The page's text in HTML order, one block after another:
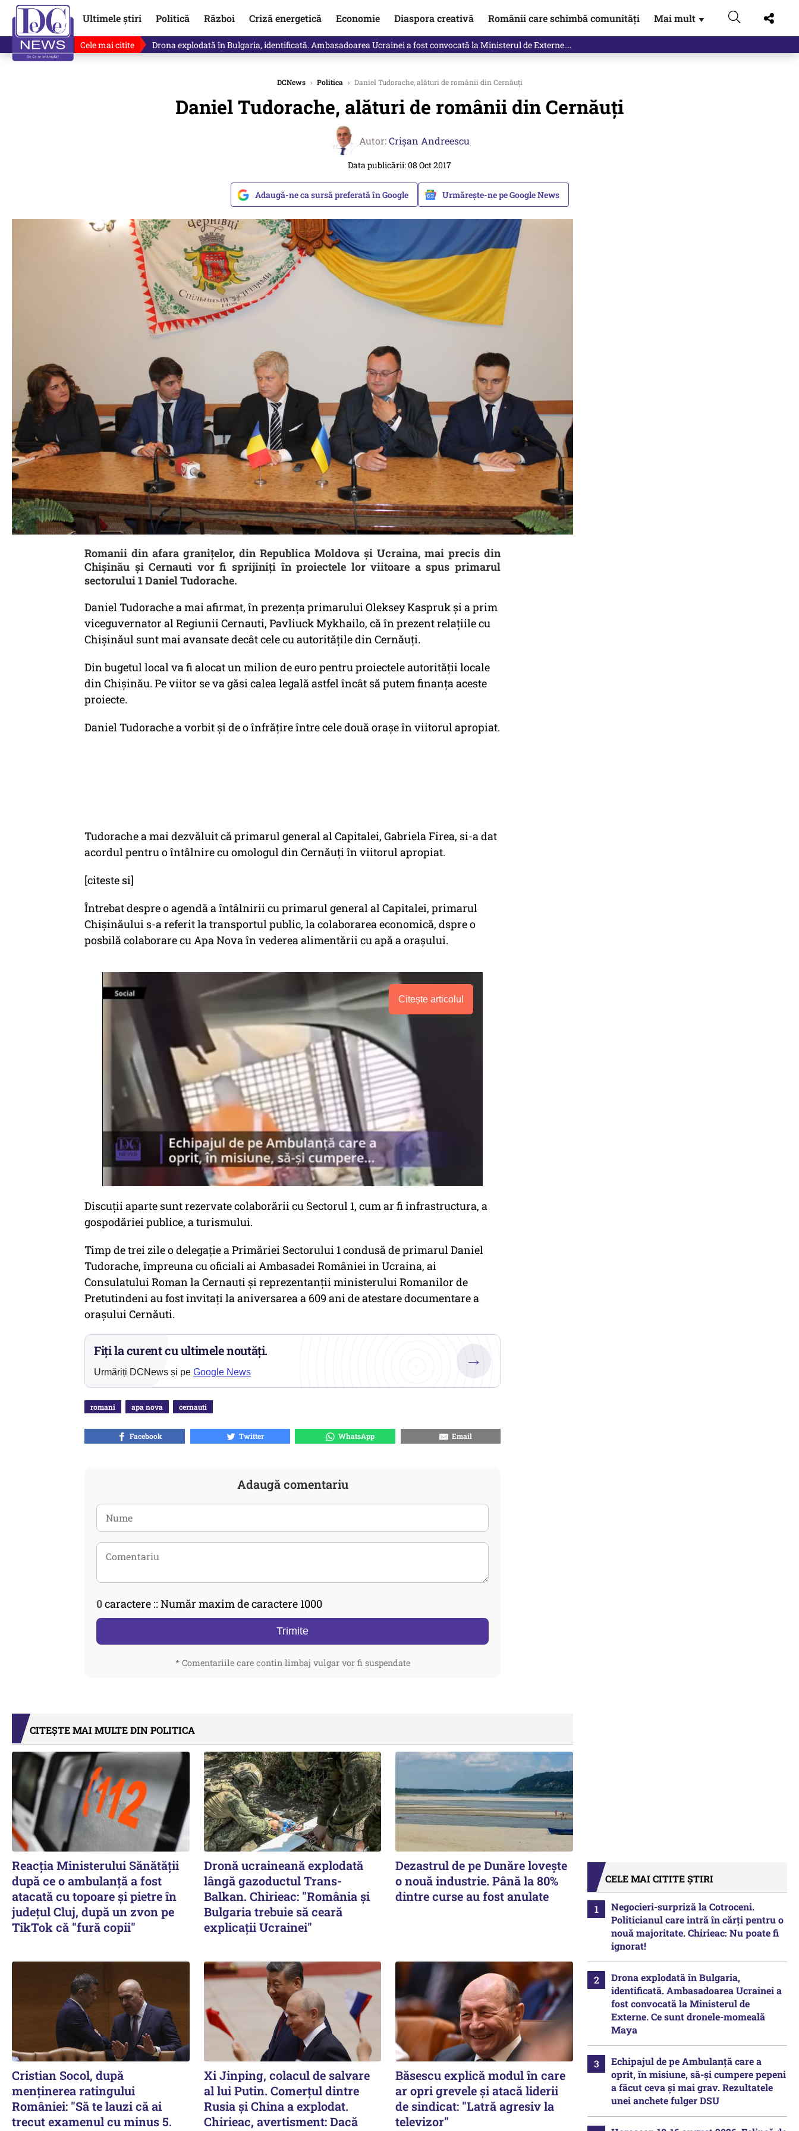
Ultimele știri Politică Război Criză energetică Economie Diaspora creativă Românii care schimbă comunități Mai mult ▼
Cele mai citite Horoscop 8 august 2026. Astrolog Daniela Simulescu, previziunile pentru toate zodiile
DCNews › Politica › Daniel Tudorache, alături de românii din Cernăuți
Daniel Tudorache, alături de românii din Cernăuți
Autor:Crişan Andreescu
Data publicării: 08 Oct 2017
Adaugă-ne ca sursă preferată în Google Urmărește-ne pe Google News
Romanii din afara granițelor, din Republica Moldova și Ucraina, mai precis din
Chișinău și Cernauti vor fi sprijiniți în proiectele lor viitoare a spus primarul
sectorului 1 Daniel Tudorache.
Daniel Tudorache a mai afirmat, în prezența primarului Oleksey Kaspruk și a prim
viceguvernator al Regiunii Cernauti, Pavliuck Mykhailo, că în prezent relațiile cu
Chișinăul sunt mai avansate decât cele cu autoritățile din Cernăuți.
Din bugetul local va fi alocat un milion de euro pentru proiectele autorității locale
din Chișinău. Pe viitor se va găsi calea legală astfel încât să putem finanța aceste
proiecte.
Daniel Tudorache a vorbit și de o înfrățire între cele două orașe în viitorul apropiat.
Tudorache a mai dezvăluit că primarul general al Capitalei, Gabriela Firea, si-a dat
acordul pentru o întâlnire cu omologul din Cernăuți în viitorul apropiat.
[citeste si]
Întrebat despre o agendă a întâlnirii cu primarul general al Capitalei, primarul
Chișinăului s-a referit la transportul public, la colaborarea economică, dspre o
posbilă colaborare cu Apa Nova în vederea alimentării cu apă a orașului.
Citește articolul
Discuții aparte sunt rezervate colaborării cu Sectorul 1, cum ar fi infrastructura, a
gospodăriei publice, a turismului.
Timp de trei zile o delegație a Primăriei Sectorului 1 condusă de primarul Daniel
Tudorache, împreuna cu oficiali ai Ambasadei României in Ucraina, ai
Consulatului Roman la Cernauti și reprezentanții ministerului Romanilor de
Pretutindeni au fost invitați la aniversarea a 609 ani de atestare documentare a
orașului Cernăuti.
Fiți la curent cu ultimele noutăți.
Urmăriți DCNews și pe Google News
→
romani apa nova cernauti
Facebook Twitter WhatsApp Email
Adaugă comentariu
0caractere :: Număr maxim de caractere 1000
Trimite
* Comentariile care contin limbaj vulgar vor fi suspendate
CITEȘTE MAI MULTE DIN POLITICA
Reacția Ministerului Sănătății
după ce o ambulanță a fost
atacată cu topoare și pietre în
județul Cluj, după un zvon pe
TikTok că "fură copii"
Dronă ucraineană explodată
lângă gazoductul Trans-
Balkan. Chirieac: "România și
Bulgaria trebuie să ceară
explicații Ucrainei"
Dezastrul de pe Dunăre lovește
o nouă industrie. Până la 80%
dintre curse au fost anulate
Cristian Socol, după
menținerea ratingului
României: "Să te lauzi că ai
trecut examenul cu minus 5.
Xi Jinping, colacul de salvare
al lui Putin. Comerțul dintre
Rusia și China a explodat.
Chirieac, avertisment: Dacă
Băsescu explică modul în care
ar opri grevele și atacă liderii
de sindicat: "Latră agresiv la
televizor"
CELE MAI CITITE ȘTIRI
Negocieri-surpriză la Cotroceni.
Politicianul care intră în cărți pentru o
nouă majoritate. Chirieac: Nu poate fi
ignorat!
Drona explodată în Bulgaria,
identificată. Ambasadoarea Ucrainei a
fost convocată la Ministerul de
Externe. Ce sunt dronele-momeală
Maya
Echipajul de pe Ambulanță care a
oprit, în misiune, să-și cumpere pepeni
a făcut ceva și mai grav. Rezultatele
unei anchete fulger DSU